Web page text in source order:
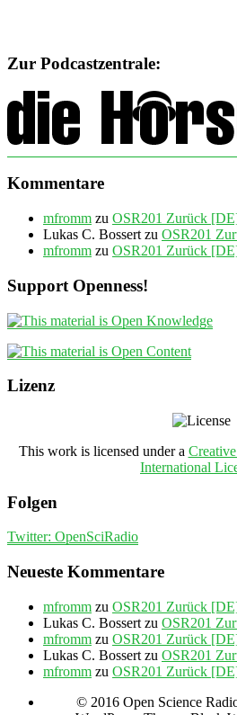
Zur Podcastzentrale:
Kommentare
mfromm zu OSR201 Zurück
Lukas C. Bossert zu OSR201
mfromm zu OSR201 Zurück
Support Openness!
Lizenz
This work is licensed under a
International
Folgen
Twitter: OpenSciRadio
Neueste Kommentare
mfromm zu OSR201 Zurück
Lukas C. Bossert zu OSR201
mfromm zu OSR201 Zurück
Lukas C. Bossert zu OSR201
mfromm zu OSR201 Zurück
© 2016 Open Science